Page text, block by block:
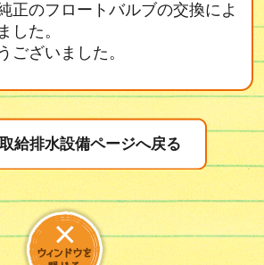
正のフロートバルブの交換によ
した。
ございました。
給排水設備ページへ戻る